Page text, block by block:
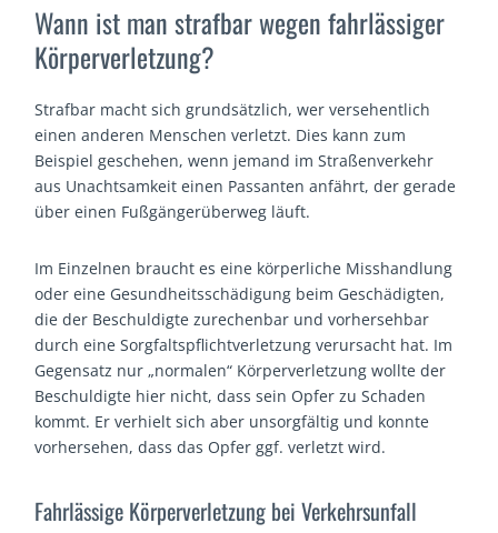
Wann ist man strafbar wegen fahrlässiger
Körperverletzung?
Strafbar macht sich grundsätzlich, wer versehentlich
einen anderen Menschen verletzt. Dies kann zum
Beispiel geschehen, wenn jemand im Straßenverkehr
aus Unachtsamkeit einen Passanten anfährt, der gerade
über einen Fußgängerüberweg läuft.
Im Einzelnen braucht es eine körperliche Misshandlung
oder eine Gesundheitsschädigung beim Geschädigten,
die der Beschuldigte zurechenbar und vorhersehbar
durch eine Sorgfaltspflichtverletzung verursacht hat. Im
Gegensatz nur „normalen“ Körperverletzung wollte der
Beschuldigte hier nicht, dass sein Opfer zu Schaden
kommt. Er verhielt sich aber unsorgfältig und konnte
vorhersehen, dass das Opfer ggf. verletzt wird.
Fahrlässige Körperverletzung bei Verkehrsunfall